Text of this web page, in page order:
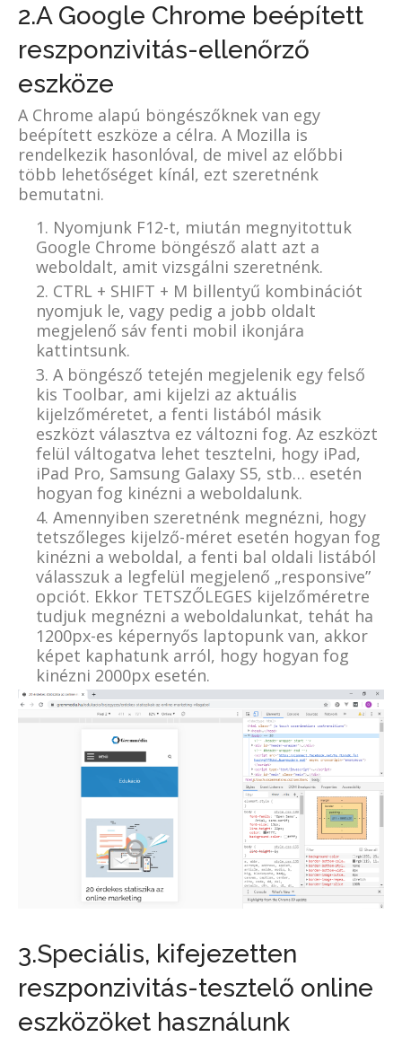
2.A Google Chrome beépített
reszponzivitás-ellenőrző
eszköze
A Chrome alapú böngészőknek van egy
beépített eszköze a célra. A Mozilla is
rendelkezik hasonlóval, de mivel az előbbi
több lehetőséget kínál, ezt szeretnénk
bemutatni.
Nyomjunk F12-t, miután megnyitottuk
Google Chrome böngésző alatt azt a
weboldalt, amit vizsgálni szeretnénk.
CTRL + SHIFT + M billentyű kombinációt
nyomjuk le, vagy pedig a jobb oldalt
megjelenő sáv fenti mobil ikonjára
kattintsunk.
A böngésző tetején megjelenik egy felső
kis Toolbar, ami kijelzi az aktuális
kijelzőméretet, a fenti listából másik
eszközt választva ez változni fog. Az eszközt
felül váltogatva lehet tesztelni, hogy iPad,
iPad Pro, Samsung Galaxy S5, stb… esetén
hogyan fog kinézni a weboldalunk.
Amennyiben szeretnénk megnézni, hogy
tetszőleges kijelző-méret esetén hogyan fog
kinézni a weboldal, a fenti bal oldali listából
válasszuk a legfelül megjelenő „responsive”
opciót. Ekkor TETSZŐLEGES kijelzőméretre
tudjuk megnézni a weboldalunkat, tehát ha
1200px-es képernyős laptopunk van, akkor
képet kaphatunk arról, hogy hogyan fog
kinézni 2000px esetén.
3.Speciális, kifejezetten
reszponzivitás-tesztelő online
eszközöket használunk